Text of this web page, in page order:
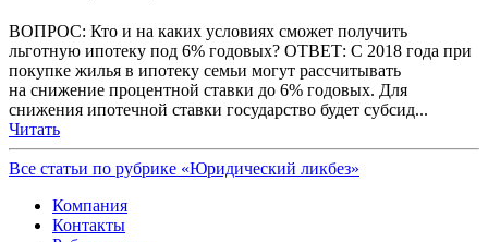
ВОПРОС: Кто и на каких условиях сможет получить
льготную ипотеку под 6% годовых? ОТВЕТ: С 2018 года при
покупке жилья в ипотеку семьи могут рассчитывать
на снижение процентной ставки до 6% годовых. Для
снижения ипотечной ставки государство будет субсид...
Читать
Все статьи по рубрике «Юридический ликбез»
Компания
Контакты